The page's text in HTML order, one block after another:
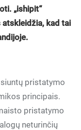
„ishipit“
atskleidžia, kad tai
pristatymo
principais.
pristatymo
neturinčių